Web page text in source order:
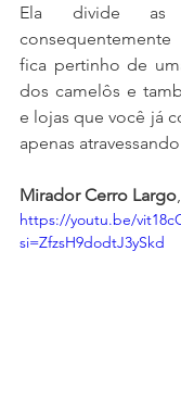
Ela divide as
fica pertinho de
dos camelôs e
e lojas que você já
apenas
Mirador Cerro Largo
https://youtu.be/
si=ZfzsH9dodtJ3ySkd